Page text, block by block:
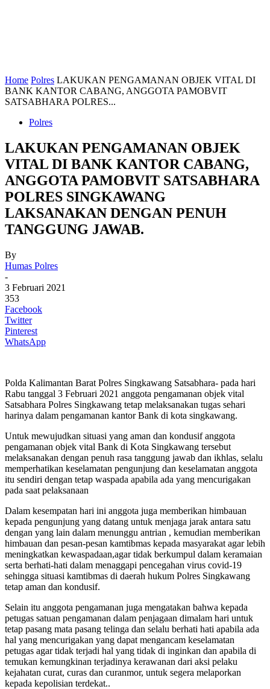
Home Polres LAKUKAN PENGAMANAN OBJEK VITAL DI
BANK KANTOR CABANG, ANGGOTA PAMOBVIT
SATSABHARA POLRES...
Polres
LAKUKAN PENGAMANAN OBJEK
VITAL DI BANK KANTOR CABANG,
ANGGOTA PAMOBVIT SATSABHARA
POLRES SINGKAWANG
LAKSANAKAN DENGAN PENUH
TANGGUNG JAWAB.
By
Humas Polres
-
3 Februari 2021
353
Facebook
Twitter
Pinterest
WhatsApp
Polda Kalimantan Barat Polres Singkawang Satsabhara- pada hari
Rabu tanggal 3 Februari 2021 anggota pengamanan objek vital
Satsabhara Polres Singkawang tetap melaksanakan tugas sehari
harinya dalam pengamanan kantor Bank di kota singkawang.
Untuk mewujudkan situasi yang aman dan kondusif anggota
pengamanan objek vital Bank di Kota Singkawang tersebut
melaksanakan dengan penuh rasa tanggung jawab dan ikhlas, selalu
memperhatikan keselamatan pengunjung dan keselamatan anggota
itu sendiri dengan tetap waspada apabila ada yang mencurigakan
pada saat pelaksanaan
Dalam kesempatan hari ini anggota juga memberikan himbauan
kepada pengunjung yang datang untuk menjaga jarak antara satu
dengan yang lain dalam menunggu antrian , kemudian memberikan
himbauan dan pesan-pesan kamtibmas kepada masyarakat agar lebih
meningkatkan kewaspadaan,agar tidak berkumpul dalam keramaian
serta berhati-hati dalam menaggapi pencegahan virus covid-19
sehingga situasi kamtibmas di daerah hukum Polres Singkawang
tetap aman dan kondusif.
Selain itu anggota pengamanan juga mengatakan bahwa kepada
petugas satuan pengamanan dalam penjagaan dimalam hari untuk
tetap pasang mata pasang telinga dan selalu berhati hati apabila ada
hal yang mencurigakan yang dapat mengancam keselamatan
petugas agar tidak terjadi hal yang tidak di inginkan dan apabila di
temukan kemungkinan terjadinya kerawanan dari aksi pelaku
kejahatan curat, curas dan curanmor, untuk segera melaporkan
kepada kepolisian terdekat..